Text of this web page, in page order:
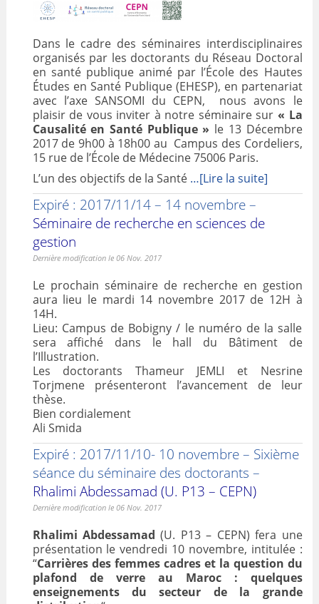
Dans le cadre des séminaires interdisciplinaires
organisés par les doctorants du Réseau Doctoral
en santé publique animé par l’École des Hautes
Études en Santé Publique (EHESP), en partenariat
avec l’axe SANSOMI du CEPN, nous avons le
plaisir de vous inviter à notre séminaire sur « La
Causalité en Santé Publique » le 13 Décembre
2017 de 9h00 à 18h00 au Campus des Cordeliers,
15 rue de l’École de Médecine 75006 Paris.
L’un des objectifs de la Santé …[Lire la suite]
Expiré : 2017/11/14 – 14 novembre –
Séminaire de recherche en sciences de
gestion
Dernière modification le 06 Nov. 2017
Le prochain séminaire de recherche en gestion
aura lieu le mardi 14 novembre 2017 de 12H à
14H.
Lieu: Campus de Bobigny / le numéro de la salle
sera affiché dans le hall du Bâtiment de
l’Illustration.
Les doctorants Thameur JEMLI et Nesrine
Torjmene présenteront l’avancement de leur
thèse.
Bien cordialement
Ali Smida
Expiré : 2017/11/10- 10 novembre – Sixième
séance du séminaire des doctorants –
Rhalimi Abdessamad (U. P13 – CEPN)
Dernière modification le 06 Nov. 2017
Rhalimi Abdessamad (U. P13 – CEPN) fera une
présentation le vendredi 10 novembre, intitulée :
“Carrières des femmes cadres et la question du
plafond de verre au Maroc : quelques
enseignements du secteur de la grande